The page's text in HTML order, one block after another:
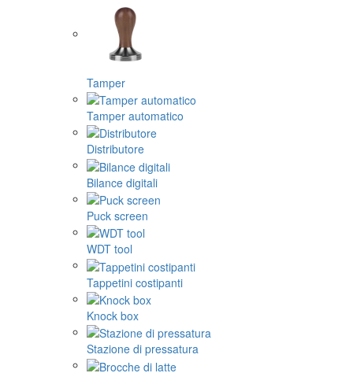
Tamper
Tamper automatico
Distributore
Bilance digitali
Puck screen
WDT tool
Tappetini costipanti
Knock box
Stazione di pressatura